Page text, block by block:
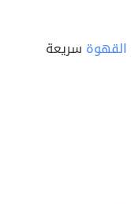
القهوة سريعة